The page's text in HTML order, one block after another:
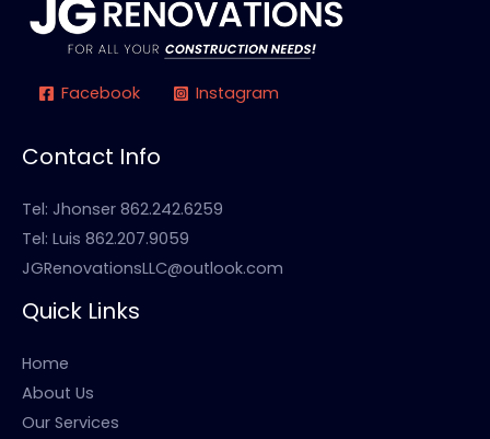
Facebook Instagram
Contact Info
Tel: Jhonser 862.242.6259
Tel: Luis 862.207.9059
JGRenovationsLLC@outlook.com
Quick Links
Home
About Us
Our Services